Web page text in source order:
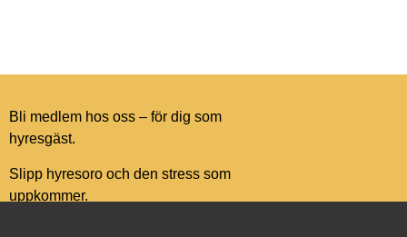
Bli medlem hos oss – för dig som
hyresgäst.
Slipp hyresoro och den stress som
uppkommer.